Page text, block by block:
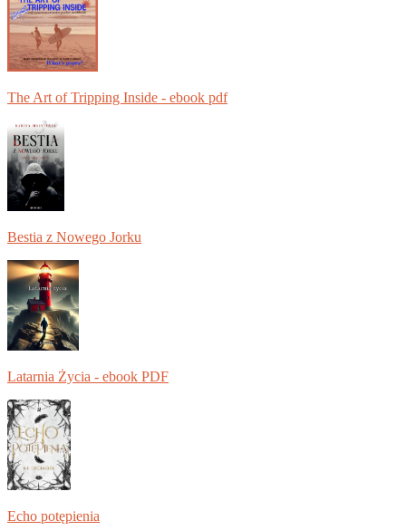
The Art of Tripping Inside - ebook pdf
Bestia z Nowego Jorku
Latarnia Życia - ebook PDF
Echo potępienia